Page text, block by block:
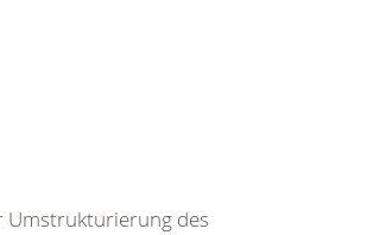
Umstrukturierung des